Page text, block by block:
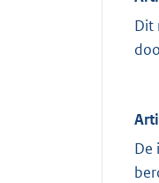
Dit
De